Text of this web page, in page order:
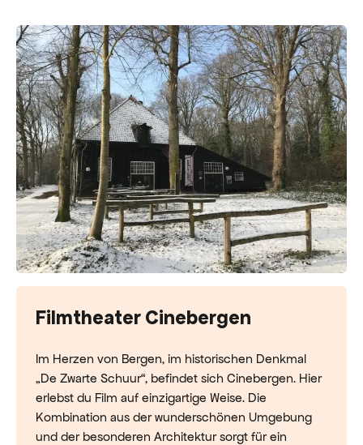
Filmtheater Cinebergen
Im Herzen von Bergen, im historischen Denkmal
„De Zwarte Schuur“, befindet sich Cinebergen. Hier
erlebst du Film auf einzigartige Weise. Die
Kombination aus der wunderschönen Umgebung
und der besonderen Architektur sorgt für ein